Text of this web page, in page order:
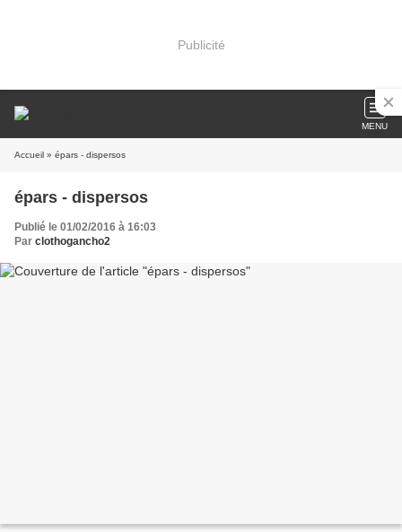
Publicité
MENU
Accueil » épars - dispersos
épars - dispersos
Publié le 01/02/2016 à 16:03
Par clothogancho2